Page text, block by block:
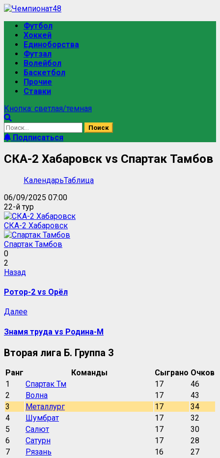
Перейти
содержимому
Основное
меню
Футбол
Хоккей
Единоборства
Футзал
Волейбол
Баскетбол
Прочие
Ставки
Кнопка: светлая/темная
Найти:
Подписаться
СКА-2 Хабаровск vs Спартак Тамбов
КалендарьТаблица
06/09/2025 07:00
22-й тур
СКА-2 Хабаровск
Спартак Тамбов
0
2
Навигация
записи
Назад
Ротор-2 vs Орёл
ДалееСледующая
Знамя труда vs Родина-М
Вторая лига Б. Группа 3
Ранг Команды Сыграно Очков
1
Спартак Тм 17
46
2
Волна 17
43
3
Металлург 17
34
4
Шумбрат 17
32
5
Салют 17
30
6
Сатурн 17
28
7
Рязань 16
27